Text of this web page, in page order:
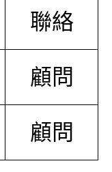
聯絡
顧問
顧問